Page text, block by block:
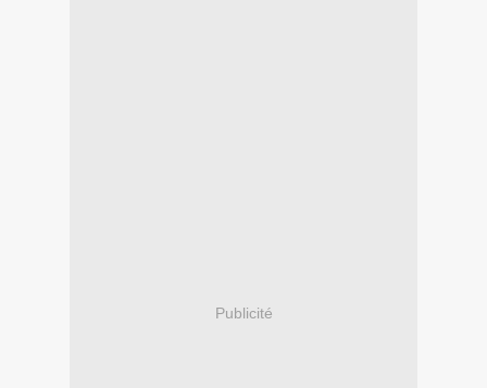
Publicité